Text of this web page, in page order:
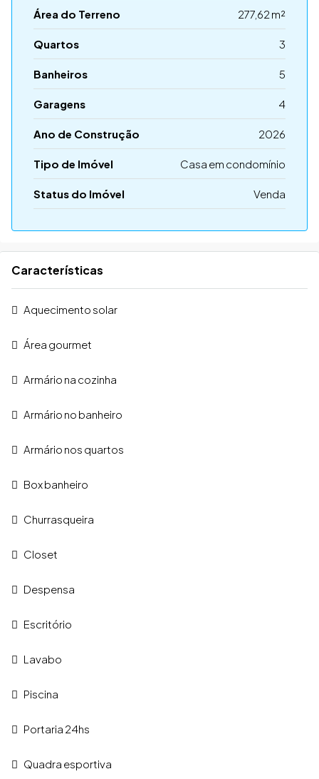
Área do Terreno 277,62 m²
Quartos 3
Banheiros 5
Garagens 4
Ano de Construção 2026
Tipo de Imóvel Casa em condomínio
Status do Imóvel Venda
Características
Aquecimento solar
Área gourmet
Armário na cozinha
Armário no banheiro
Armário nos quartos
Box banheiro
Churrasqueira
Closet
Despensa
Escritório
Lavabo
Piscina
Portaria 24hs
Quadra esportiva